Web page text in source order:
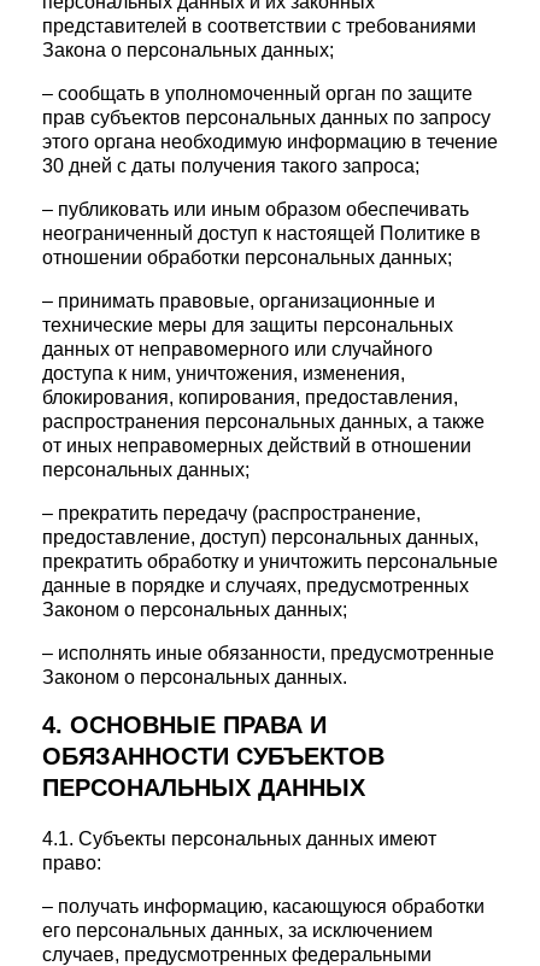
представителей в соответствии с требованиями
Закона о персональных данных;
– сообщать в уполномоченный орган по защите
прав субъектов персональных данных по запросу
этого органа необходимую информацию в течение
30 дней с даты получения такого запроса;
– публиковать или иным образом обеспечивать
неограниченный доступ к настоящей Политике в
отношении обработки персональных данных;
– принимать правовые, организационные и
технические меры для защиты персональных
данных от неправомерного или случайного
доступа к ним, уничтожения, изменения,
блокирования, копирования, предоставления,
распространения персональных данных, а также
от иных неправомерных действий в отношении
персональных данных;
– прекратить передачу (распространение,
предоставление, доступ) персональных данных,
прекратить обработку и уничтожить персональные
данные в порядке и случаях, предусмотренных
Законом о персональных данных;
– исполнять иные обязанности, предусмотренные
Законом о персональных данных.
4. ОСНОВНЫЕ ПРАВА И
ОБЯЗАННОСТИ СУБЪЕКТОВ
ПЕРСОНАЛЬНЫХ ДАННЫХ
4.1. Субъекты персональных данных имеют
право:
– получать информацию, касающуюся обработки
его персональных данных, за исключением
случаев, предусмотренных федеральными